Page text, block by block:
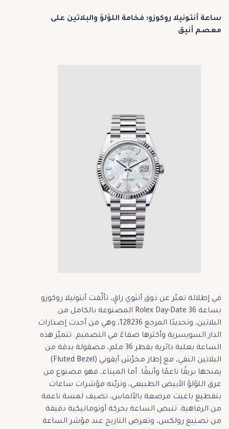
ساعة أنتونيلا روكوزو: فخامة اللؤلؤ والبلاتين على
معصم أنيق
في إطلالة تعبّر عن ذوق أنثوي راقٍ، تألّقت أنتونيلا روكوزو
بساعة Rolex Day-Date 36 المصنوعة بالكامل من
البلاتين، وتحديدًا المرجع 128236، وهي من أحدث إصدارات
الدار السويسرية وأكثرها صفاءً في التصميم. تتميّز هذه
الساعة بعلبة دائرية بقطر 36 ملم، مصقولة بدقة من
البلاتين النقي، مع إطار مخرّش أيقوني (Fluted Bezel)
يمنحها بريقًا ناعمًا وأنيقًا. أما الميناء، فهو مصنوع من
عرق اللؤلؤ الأبيض الطبيعي، وتزيّنه مؤشرات ساعات
بتقطيع باغيت مرصعة بالألماس، تضيف لمسة ناعمة
من الرفاهية. تنبض الساعة بحركة أوتوماتيكية دقيقة
من تصنيع رولكس، وتعرض التاريخ عند مؤشر الساعة